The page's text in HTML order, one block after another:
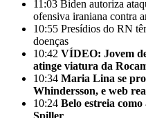
11:03 Biden autoriza
ofensiva iraniana contra
10:55 Presídios do RN
doenças
10:42 VÍDEO: Jovem
atinge viatura da
10:34 Maria Lina se
Whindersson, e web
10:24 Belo estreia
Spiller